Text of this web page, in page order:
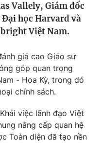
Vallely, Giám đốc
học Harvard và
Việt Nam.
giá cao Giáo sư
góp quan trọng
- Hoa Kỳ, trong đó
chính sách.
việc lãnh đạo Việt
nâng cấp quan hệ
Toàn diện đã tạo nền